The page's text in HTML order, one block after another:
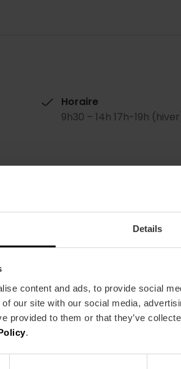
Details
content and ads, to provide social
our site with our social media,
provided to them or that they’ve
Horaire
9h30 – 14h 17h-19h